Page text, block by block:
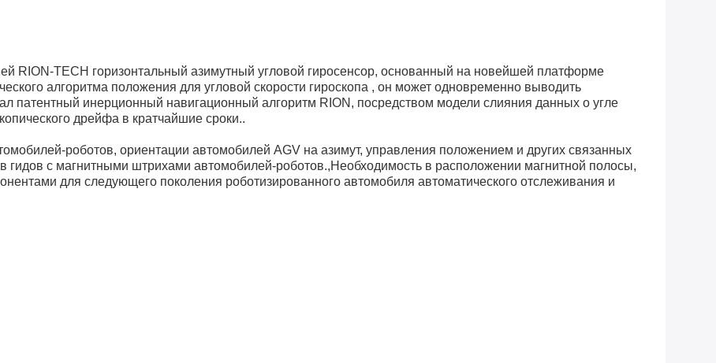
RION-TECH горизонтальный азимутный угловой гиросенсор, основанный на новейшей платформе
алгоритма положения для угловой скорости гироскопа , он может одновременно выводить
патентный инерционный навигационный алгоритм RION, посредством модели слияния данных о угле
дрейфа в кратчайшие сроки..
роботов, ориентации автомобилей AGV на азимут, управления положением и других связанных
гидов с магнитными штрихами автомобилей-роботов.,Необходимость в расположении магнитной полосы,
для следующего поколения роботизированного автомобиля автоматического отслеживания и